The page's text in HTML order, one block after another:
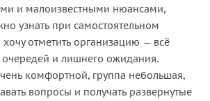
и малоизвестными нюансами,
узнать при самостоятельном
отметить организацию — всё
очередей и лишнего ожидания.
комфортной, группа небольшая,
вопросы и получать развернутые